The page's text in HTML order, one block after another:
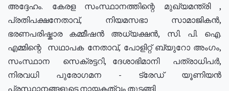
അദ്ദേഹം. കേരള സംസ്ഥാനത്തിന്റെ മുഖ്യമന്ത്രി ,
പ്രതിപക്ഷനേതാവ്, നിയമസഭാ സാമാജികൻ,
ഭരണപരിഷ്കാര കമ്മീഷൻ അധ്യക്ഷൻ, സി. പി. ഐ.
എമ്മിന്റെ സഥാപക നേതാവ്, പോളിറ്റ് ബ്യുറോ അംഗം,
സംസ്ഥാന സെക്രട്ടറി, ദേശാഭിമാനി പത്രാധിപർ,
നിരവധി പുരോഗമന - ട്രേഡ് യൂണിയൻ
പ്രസ്ഥാനങ്ങളുടെ നായകത്വം തുടങ്ങി